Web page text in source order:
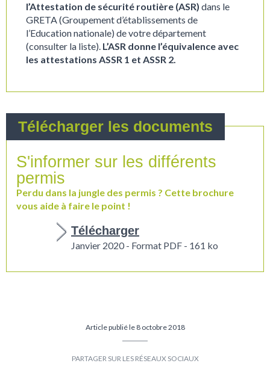
l’Attestation de sécurité routière (ASR) dans le
GRETA (Groupement d’établissements de
l’Education nationale) de votre département
(consulter la liste). L’ASR donne l’équivalence avec
les attestations ASSR 1 et ASSR 2.
S'informer sur les différents
permis
Perdu dans la jungle des permis ? Cette brochure
vous aide à faire le point !
Télécharger
Janvier 2020 - Format PDF - 161 ko
Article publié le 8 octobre 2018